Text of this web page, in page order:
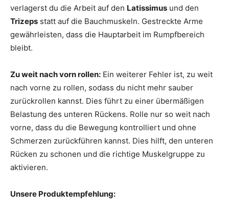
verlagerst du die Arbeit auf den Latissimus und den
Trizeps statt auf die Bauchmuskeln. Gestreckte Arme
gewährleisten, dass die Hauptarbeit im Rumpfbereich
bleibt.
Zu weit nach vorn rollen: Ein weiterer Fehler ist, zu weit
nach vorne zu rollen, sodass du nicht mehr sauber
zurückrollen kannst. Dies führt zu einer übermäßigen
Belastung des unteren Rückens. Rolle nur so weit nach
vorne, dass du die Bewegung kontrolliert und ohne
Schmerzen zurückführen kannst. Dies hilft, den unteren
Rücken zu schonen und die richtige Muskelgruppe zu
aktivieren.
Unsere Produktempfehlung: